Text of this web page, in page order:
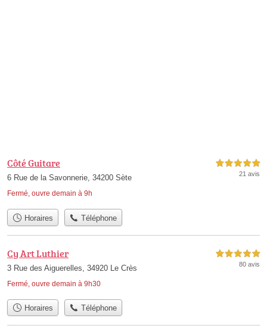
Côté Guitare
6 Rue de la Savonnerie, 34200 Sète
Fermé, ouvre demain à 9h
5,0 étoiles sur 5
21 avis
Horaires Téléphone
Cy Art Luthier
3 Rue des Aiguerelles, 34920 Le Crès
Fermé, ouvre demain à 9h30
5,0 étoiles sur 5
80 avis
Horaires Téléphone